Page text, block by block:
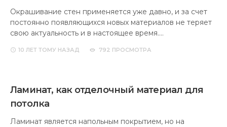
Окрашивание стен применяется уже давно, и за счет
постоянно появляющихся новых материалов не теряет
свою актуальность и в настоящее время.…
10 ЛЕТ ТОМУ НАЗАД 792 ПРОСМОТРА
Ламинат, как отделочный материал для
потолка
Ламинат является напольным покрытием, но на